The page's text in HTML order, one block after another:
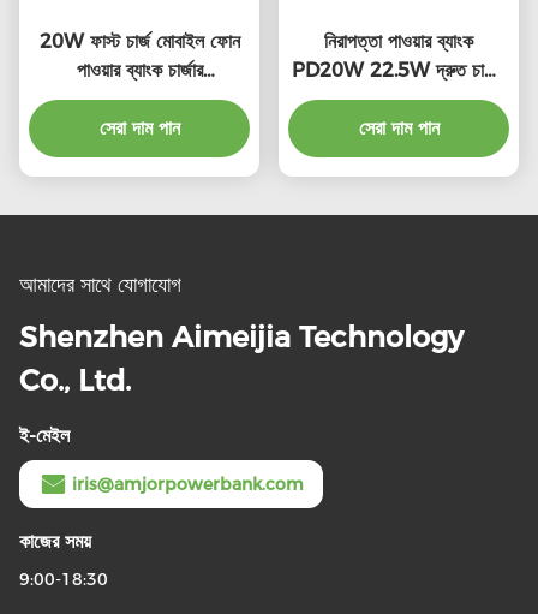
20W ফাস্ট চার্জ মোবাইল ফোন
পাওয়ার ব্যাংক চার্জার
10000mah মাল্টি রঙ
সেরা দাম পান
নিরাপত্তা পাওয়ার ব্যাংক
PD20W 22.5W দ্রুত চার্জিং
পোর্টেবল চার্জার
সেরা দাম পান
আমাদের সাথে যোগাযোগ
Shenzhen Aimeijia Technology
Co., Ltd.
ই-মেইল
iris@amjorpowerbank.com
কাজের সময়
9:00-18:30